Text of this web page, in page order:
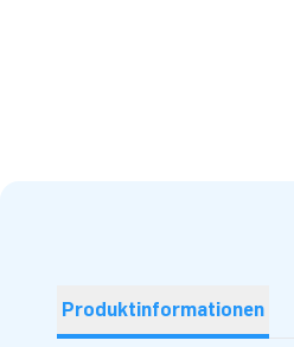
Produktinformationen